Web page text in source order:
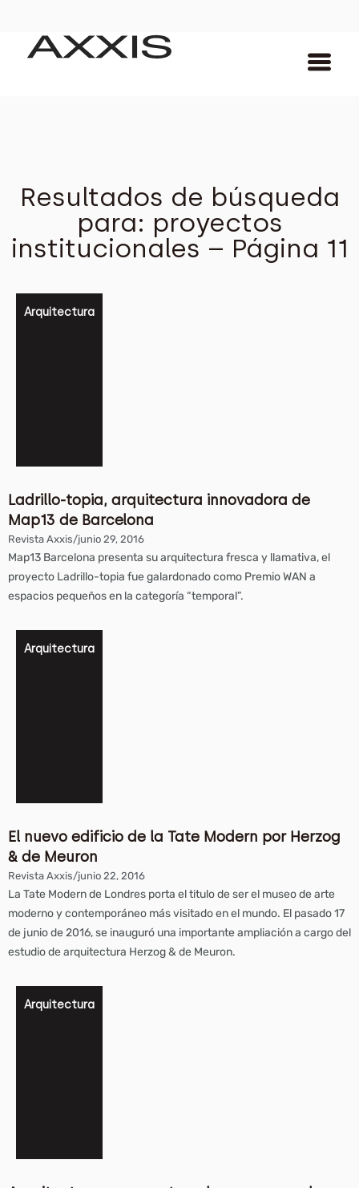
Resultados de búsqueda
para: proyectos
institucionales – Página 11
Arquitectura
Ladrillo-topia, arquitectura innovadora de
Map13 de Barcelona
Revista Axxis/junio 29, 2016
Map13 Barcelona presenta su arquitectura fresca y llamativa, el
proyecto Ladrillo-topia fue galardonado como Premio WAN a
espacios pequeños en la categoría “temporal”.
Arquitectura
El nuevo edificio de la Tate Modern por Herzog
& de Meuron
Revista Axxis/junio 22, 2016
La Tate Modern de Londres porta el titulo de ser el museo de arte
moderno y contemporáneo más visitado en el mundo. El pasado 17
de junio de 2016, se inauguró una importante ampliación a cargo del
estudio de arquitectura Herzog & de Meuron.
Arquitectura